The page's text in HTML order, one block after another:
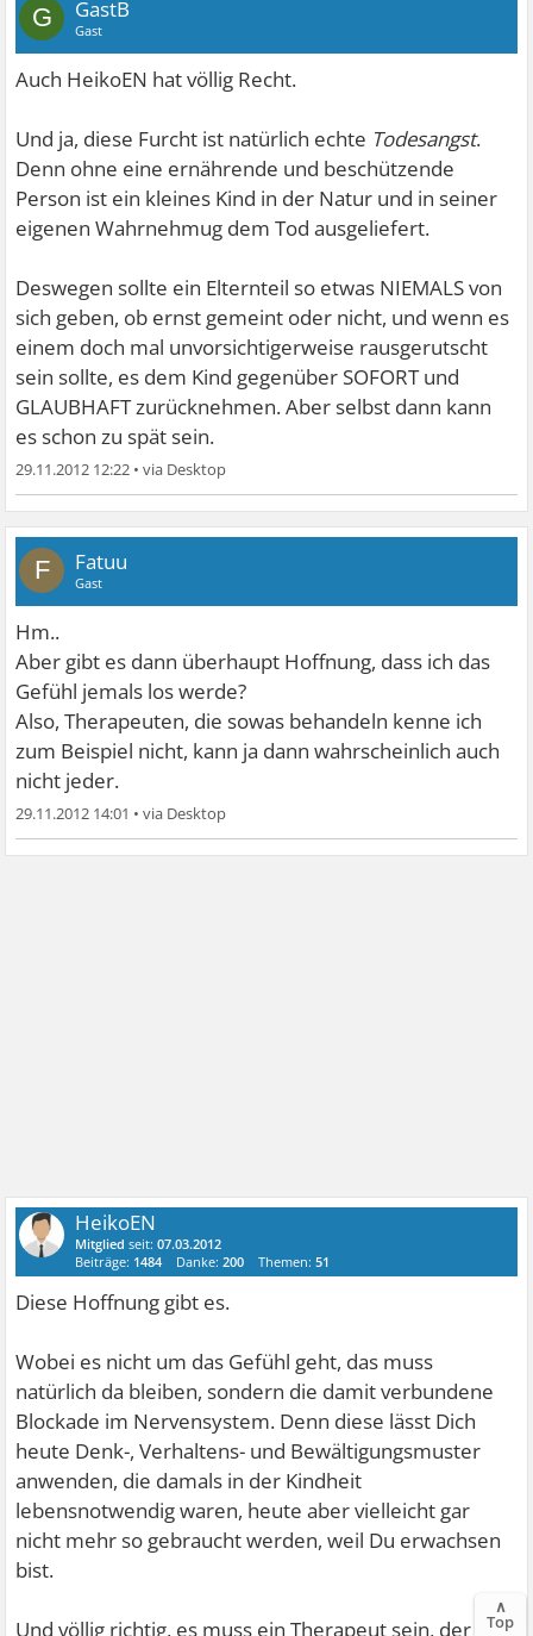
G GastB
Gast
Auch HeikoEN hat völlig Recht.
Und ja, diese Furcht ist natürlich echte Todesangst.
Denn ohne eine ernährende und beschützende
Person ist ein kleines Kind in der Natur und in seiner
eigenen Wahrnehmug dem Tod ausgeliefert.
Deswegen sollte ein Elternteil so etwas NIEMALS von
sich geben, ob ernst gemeint oder nicht, und wenn es
einem doch mal unvorsichtigerweise rausgerutscht
sein sollte, es dem Kind gegenüber SOFORT und
GLAUBHAFT zurücknehmen. Aber selbst dann kann
es schon zu spät sein.
29.11.2012 12:22 •
F Fatuu
Gast
Hm..
Aber gibt es dann überhaupt Hoffnung, dass ich das
Gefühl jemals los werde?
Also, Therapeuten, die sowas behandeln kenne ich
zum Beispiel nicht, kann ja dann wahrscheinlich auch
nicht jeder.
29.11.2012 14:01 •
HeikoEN
Mitglied seit:07.03.2012
Beiträge: 1484 Danke:200 Themen:51
Diese Hoffnung gibt es.
Wobei es nicht um das Gefühl geht, das muss
natürlich da bleiben, sondern die damit verbundene
Blockade im Nervensystem. Denn diese lässt Dich
heute Denk-, Verhaltens- und Bewältigungsmuster
anwenden, die damals in der Kindheit
lebensnotwendig waren, heute aber vielleicht gar
nicht mehr so gebraucht werden, weil Du erwachsen
bist.
Und völlig richtig, es muss ein Therapeut sein, der
∧
Top